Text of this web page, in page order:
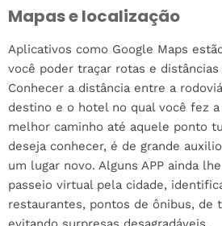
Mapas e localização
Aplicativos como Google Maps
você poder traçar rotas e
Conhecer a distância entre a
destino e o hotel no qual você fez
melhor caminho até aquele ponto
deseja conhecer, é de grande
um lugar novo. Alguns APP ainda
passeio virtual pela cidade,
restaurantes, pontos de ônibus, de